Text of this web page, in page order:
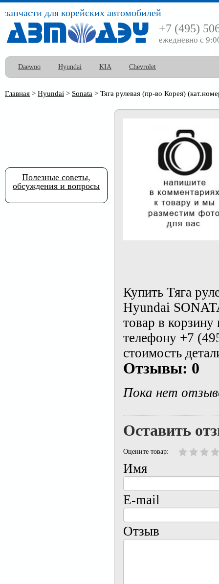
запчасти для корейских автомобилей
+7 (495)
ежедневно с
Daewoo Hyundai KIA Chevrolet
Главная > Hyundai > Sonata > Тяга рулевая (пр-во Корея)
Купить Тяга
Hyundai
товар в
телефону +7
стоимость
Отзывы: 0
Пока нет
Оставить
Оцените товар:
Имя
E-mail
Отзыв
Полезные советы,
обсуждения и вопросы